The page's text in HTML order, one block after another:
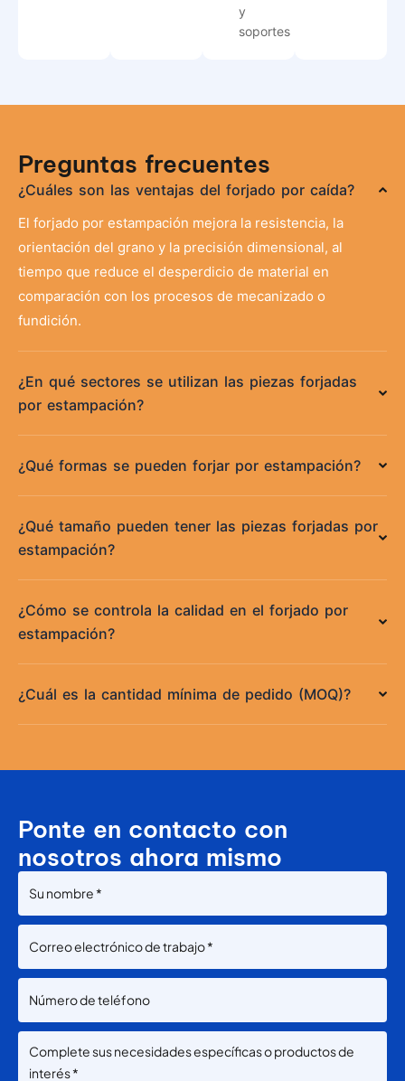
y
soportes
Ponte en contacto con
nosotros ahora mismo
Preguntas frecuentes
¿Cuáles son las ventajas del forjado por caída?
El forjado por estampación mejora la resistencia, la
orientación del grano y la precisión dimensional, al
tiempo que reduce el desperdicio de material en
comparación con los procesos de mecanizado o
fundición.
¿En qué sectores se utilizan las piezas forjadas
por estampación?
¿Qué formas se pueden forjar por estampación?
¿Qué tamaño pueden tener las piezas forjadas por
estampación?
¿Cómo se controla la calidad en el forjado por
estampación?
¿Cuál es la cantidad mínima de pedido (MOQ)?